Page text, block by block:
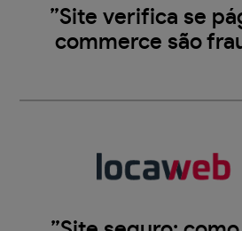
”Site verifica se
commerce são